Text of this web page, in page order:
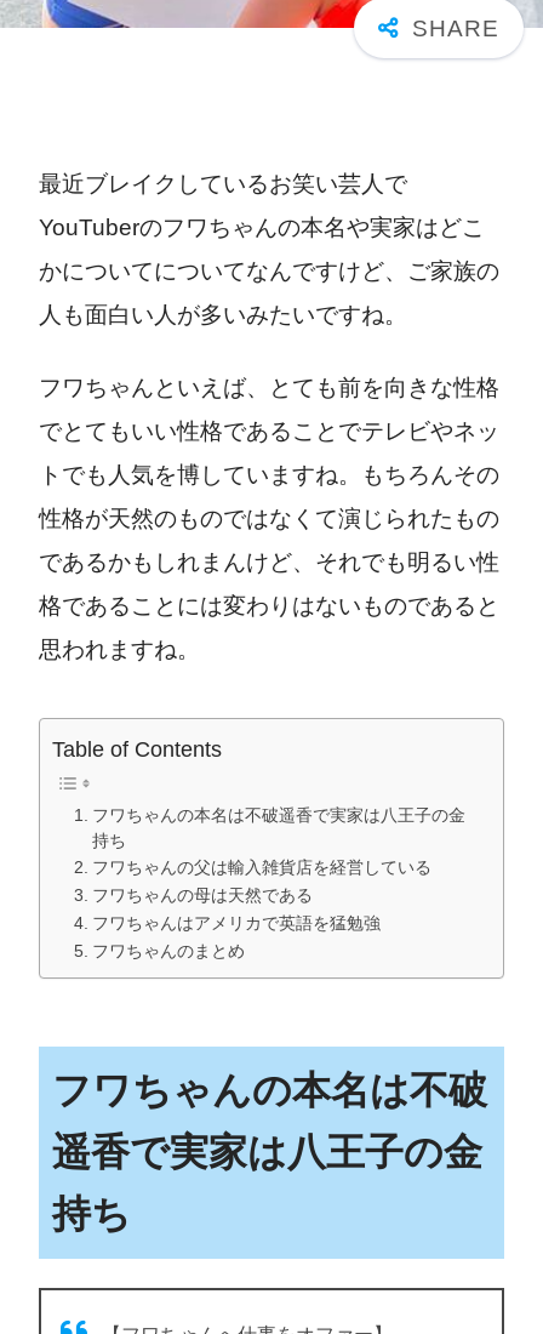
最近ブレイクしているお笑い芸人で
YouTuberのフワちゃんの本名や実家はどこ
かについてについてなんですけど、ご家族の
人も面白い人が多いみたいですね。
フワちゃんといえば、とても前を向きな性格
でとてもいい性格であることでテレビやネッ
トでも人気を博していますね。もちろんその
性格が天然のものではなくて演じられたもの
であるかもしれまんけど、それでも明るい性
格であることには変わりはないものであると
思われますね。
Table of Contents
フワちゃんの本名は不破遥香で実家は八王子の金
持ち
フワちゃんの父は輸入雑貨店を経営している
フワちゃんの母は天然である
フワちゃんはアメリカで英語を猛勉強
フワちゃんのまとめ
フワちゃんの本名は不破
遥香で実家は八王子の金
持ち